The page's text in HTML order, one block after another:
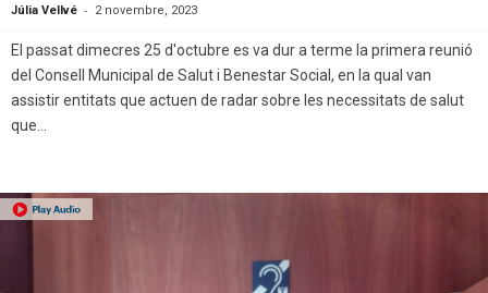
Júlia Vellvé - 2 novembre, 2023
El passat dimecres 25 d'octubre es va dur a terme la primera reunió
del Consell Municipal de Salut i Benestar Social, en la qual van
assistir entitats que actuen de radar sobre les necessitats de salut
que...